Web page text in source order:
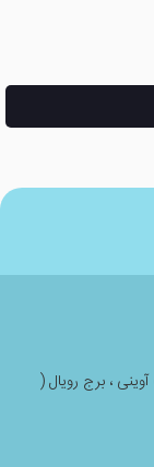
، برج رویال (